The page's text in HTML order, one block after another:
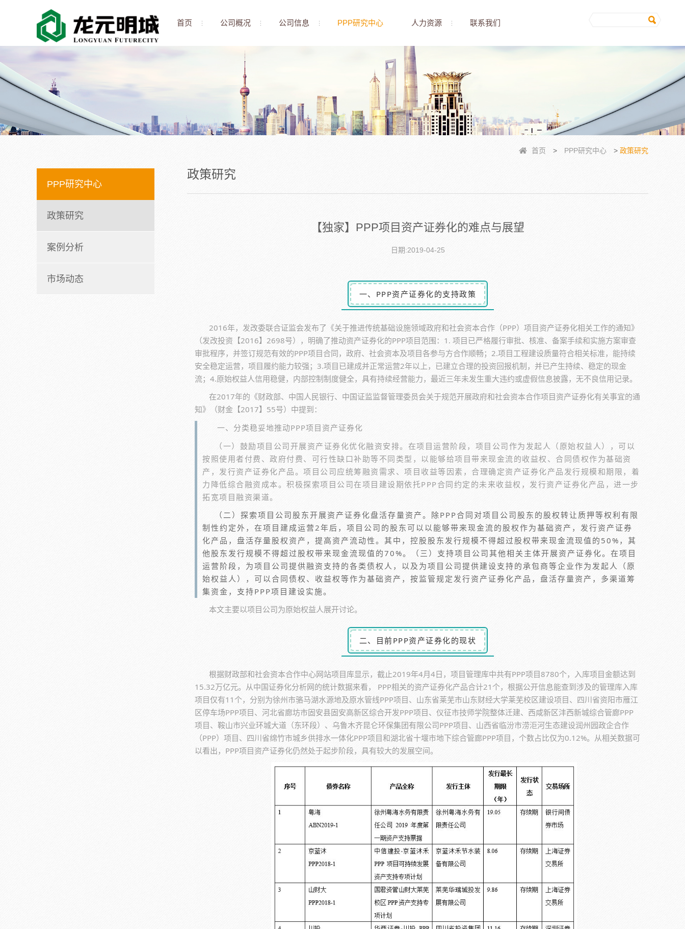
首页 公司概况 公司信息 PPP研究中心 人力资源 联系我们
PPP研究中心
政策研究
案例分析
市场动态
首页 > PPP研究中心 > 政策研究
政策研究
【独家】PPP项目资产证券化的难点与展望
日期:2019-04-25
一、PPP资产证券化的支持政策
2016年，发改委联合证监会发布了《关于推进传统基础设施领域政府和社会资本合作（PPP）项目资产证券化相关工作的通知》
（发改投资【2016】2698号），明确了推动资产证券化的PPP项目范围：1. 项目已严格履行审批、核准、备案手续和实施方案审查
审批程序，并签订规范有效的PPP项目合同，政府、社会资本及项目各参与方合作顺畅；2.项目工程建设质量符合相关标准，能持续
安全稳定运营，项目履约能力较强；3.项目已建成并正常运营2年以上，已建立合理的投资回报机制，并已产生持续、稳定的现金
流；4.原始权益人信用稳健，内部控制制度健全，具有持续经营能力，最近三年未发生重大违约或虚假信息披露，无不良信用记录。
在2017年的《财政部、中国人民银行、中国证监监督管理委员会关于规范开展政府和社会资本合作项目资产证券化有关事宜的通
知》（财金【2017】55号）中提到：
一、分类稳妥地推动PPP项目资产证券化
（一）鼓励项目公司开展资产证券化优化融资安排。在项目运营阶段，项目公司作为发起人（原始权益人），可以
按照使用者付费、政府付费、可行性缺口补助等不同类型，以能够给项目带来现金流的收益权、合同债权作为基础资
产，发行资产证券化产品。项目公司应统筹融资需求、项目收益等因素，合理确定资产证券化产品发行规模和期限，着
力降低综合融资成本。积极探索项目公司在项目建设期依托PPP合同约定的未来收益权，发行资产证券化产品，进一步
拓宽项目融资渠道。
（二）探索项目公司股东开展资产证券化盘活存量资产。除PPP合同对项目公司股东的股权转让质押等权利有限
制性约定外，在项目建成运营2年后，项目公司的股东可以以能够带来现金流的股权作为基础资产，发行资产证券
化产品，盘活存量股权资产，提高资产流动性。其中，控股股东发行规模不得超过股权带来现金流现值的50%，其
他股东发行规模不得超过股权带来现金流现值的70%。（三）支持项目公司其他相关主体开展资产证券化。在项目
运营阶段，为项目公司提供融资支持的各类债权人，以及为项目公司提供建设支持的承包商等企业作为发起人（原
始权益人），可以合同债权、收益权等作为基础资产，按监管规定发行资产证券化产品，盘活存量资产，多渠道筹
集资金，支持PPP项目建设实施。
本文主要以项目公司为原始权益人展开讨论。
二、目前PPP资产证券化的现状
根据财政部和社会资本合作中心网站项目库显示，截止2019年4月4日，项目管理库中共有PPP项目8780个，入库项目金额达到
15.32万亿元。从中国证券化分析网的统计数据来看， PPP相关的资产证券化产品合计21个，根据公开信息能查到涉及的管理库入库
项目仅有11个，分别为徐州市骆马湖水源地及原水管线PPP项目、山东省莱芜市山东财经大学莱芜校区建设项目、四川省资阳市雁江
区停车场PPP项目、河北省廊坊市固安县固安高新区综合开发PPP项目、仪征市技师学院整体迁建、西咸新区沣西新城综合管廊PPP
项目、鞍山市兴业环城大道（东环段）、乌鲁木齐昆仑环保集团有限公司PPP项目、山西省临汾市涝洰河生态建设润州园政企合作
（PPP）项目、四川省绵竹市城乡供排水一体化PPP项目和湖北省十堰市地下综合管廊PPP项目，个数占比仅为0.12%。从相关数据可
以看出，PPP项目资产证券化仍然处于起步阶段，具有较大的发展空间。